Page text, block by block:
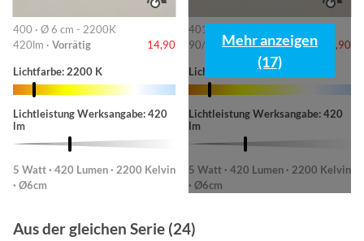
400 · Ø 6 cm - 2200K
420lm · Vorrätig 14,90
Lichtfarbe: 2200 K
Lichtleistung Werksangabe: 420
lm
5 Watt · 420 Lumen · 2200 Kelvin
· Ø6cm
401 · 6cm-2200K
90/220/420lm ·Vorrätig 14,90
Lichtfarbe: 2200 K
Lichtleistung Werksangabe: 420
lm
5 Watt · 420 Lumen · 2200 Kelvin
· Ø6cm
Mehr anzeigen
(17)
Aus der gleichen Serie (24)